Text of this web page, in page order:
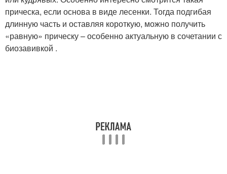
прическа, если основа в виде лесенки. Тогда подгибая
длинную часть и оставляя короткую, можно получить
«равную» прическу – особенно актуальную в сочетании с
биозавивкой .